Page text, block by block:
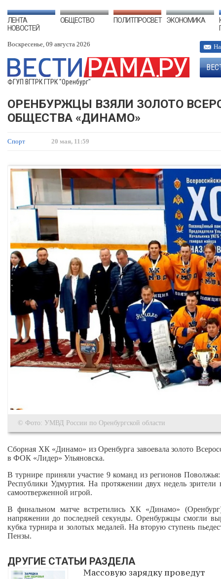
ЛЕНТА
НОВОСТЕЙ
ОБЩЕСТВО ПОЛИТПРОСВЕТ ЭКОНОМИКА
Воскресенье, 09 августа 2026
ФГУП ВГТРК ГТРК "Оренбург"
ОРЕНБУРЖЦЫ ВЗЯЛИ ЗОЛОТО
ОБЩЕСТВА «ДИНАМО»
Спорт 20 мая, 11:59
© Фото: УМВД России по Оренбургской области
Сборная ХК «Динамо» из Оренбурга завоевала золото
в ФОК «Лидер» Ульяновска.
В турнире приняли участие 9 команд из регионов
Республики Удмуртия. На протяжении двух недель
самоотверженной игрой.
В финальном матче встретились ХК «Динамо»
напряжении до последней секунды. Оренбуржцы смогли
кубка турнира и золотых медалей. На вторую ступень
Пензы.
ДРУГИЕ СТАТЬИ РАЗДЕЛА
Массовую зарядку проведут